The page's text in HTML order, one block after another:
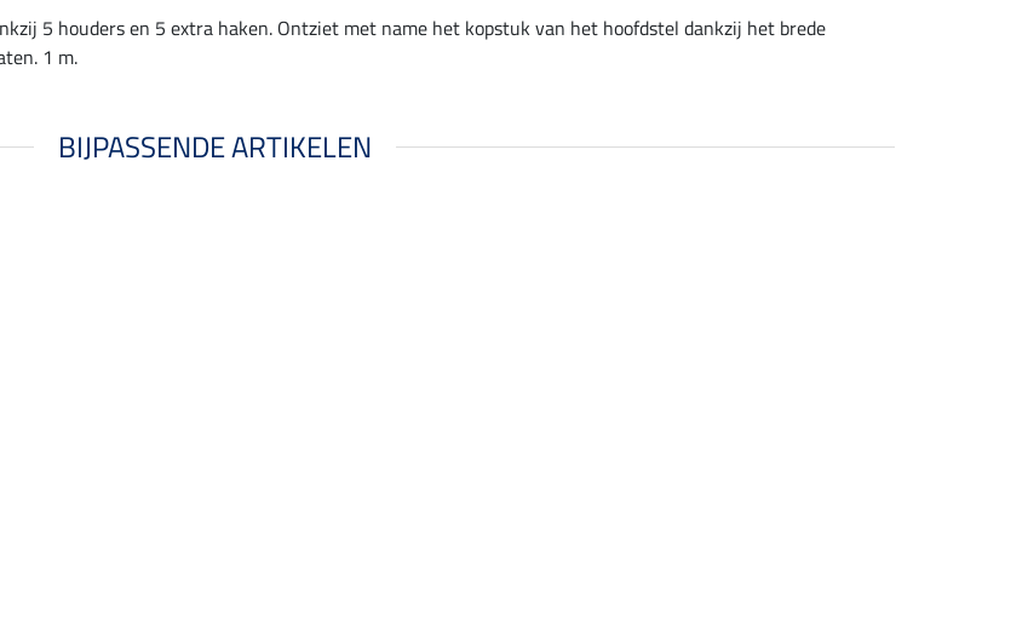
5 houders en 5 extra haken. Ontziet met name het kopstuk van het hoofdstel dankzij het brede
1 m.
BIJPASSENDE ARTIKELEN